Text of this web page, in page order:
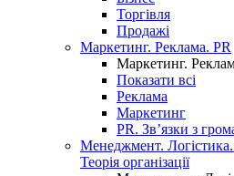
Торгівля
Продажі
Маркетинг. Реклама. PR
Маркетинг.
Показати всі
Реклама
Маркетинг
PR. Зв’язки з
Менеджмент.
Теорія організації